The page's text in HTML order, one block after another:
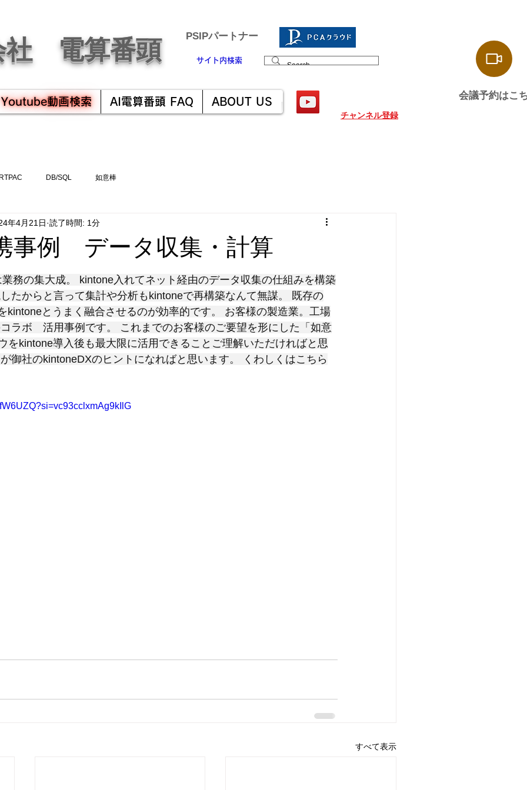
社 電算番頭 ​PSIPパートナー
サイト内検索
Youtube動画検索 AI電算番頭 FAQ ABOUT US
チャンネル登録
会議予約はこ
DB/SQL 如意棒
事例 データ収集・計算
年4月21日 読了時間: 1分
務の集大成。 kintone入れてネット経由のデータ収集の仕組みを構築
たからと言って集計や分析もkintoneで再構築なんて無謀。 既存の
kintoneとうまく融合させるのが効率的です。 お客様の製造業。工場
ラボ　活用事例です。 これまでのお客様のご要望を形にした「如意
をkintone導入後も最大限に活用できることご理解いただければと思
御社のkintoneDXのヒントになればと思います。 くわしくはこちら
すべて表示